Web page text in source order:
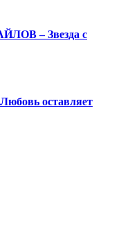
– Звезда с
оставляет